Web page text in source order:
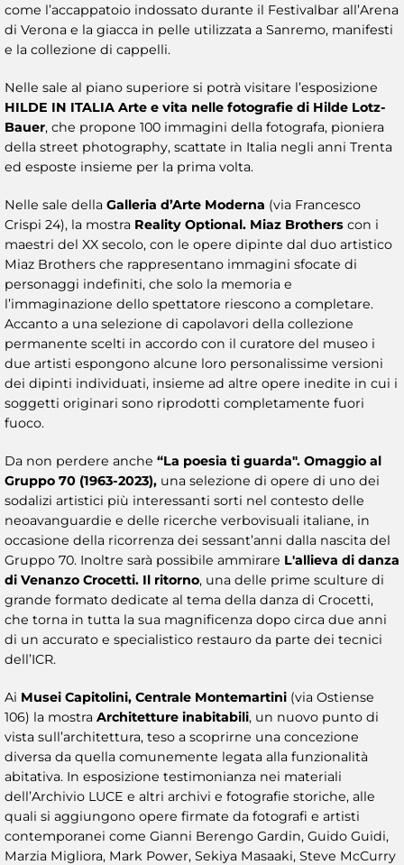
come l’accappatoio indossato durante il Festivalbar all’Arena
di Verona e la giacca in pelle utilizzata a Sanremo, manifesti
e la collezione di cappelli.
Nelle sale al piano superiore si potrà visitare l’esposizione
HILDE IN ITALIA Arte e vita nelle fotografie di Hilde Lotz-
Bauer, che propone 100 immagini della fotografa, pioniera
della street photography, scattate in Italia negli anni Trenta
ed esposte insieme per la prima volta.
Nelle sale della Galleria d’Arte Moderna (via Francesco
Crispi 24), la mostra Reality Optional. Miaz Brothers con i
maestri del XX secolo, con le opere dipinte dal duo artistico
Miaz Brothers che rappresentano immagini sfocate di
personaggi indefiniti, che solo la memoria e
l’immaginazione dello spettatore riescono a completare.
Accanto a una selezione di capolavori della collezione
permanente scelti in accordo con il curatore del museo i
due artisti espongono alcune loro personalissime versioni
dei dipinti individuati, insieme ad altre opere inedite in cui i
soggetti originari sono riprodotti completamente fuori
fuoco.
Da non perdere anche “La poesia ti guarda". Omaggio al
Gruppo 70 (1963-2023), una selezione di opere di uno dei
sodalizi artistici più interessanti sorti nel contesto delle
neoavanguardie e delle ricerche verbovisuali italiane, in
occasione della ricorrenza dei sessant’anni dalla nascita del
Gruppo 70. Inoltre sarà possibile ammirare L'allieva di danza
di Venanzo Crocetti. Il ritorno, una delle prime sculture di
grande formato dedicate al tema della danza di Crocetti,
che torna in tutta la sua magnificenza dopo circa due anni
di un accurato e specialistico restauro da parte dei tecnici
dell’ICR.
Ai Musei Capitolini, Centrale Montemartini (via Ostiense
106) la mostra Architetture inabitabili, un nuovo punto di
vista sull’architettura, teso a scoprirne una concezione
diversa da quella comunemente legata alla funzionalità
abitativa. In esposizione testimonianza nei materiali
dell’Archivio LUCE e altri archivi e fotografie storiche, alle
quali si aggiungono opere firmate da fotografi e artisti
contemporanei come Gianni Berengo Gardin, Guido Guidi,
Marzia Migliora, Mark Power, Sekiya Masaaki, Steve McCurry